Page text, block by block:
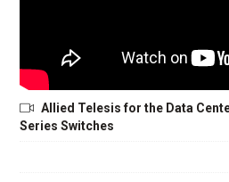
Allied Telesis for the Data
Series Switches